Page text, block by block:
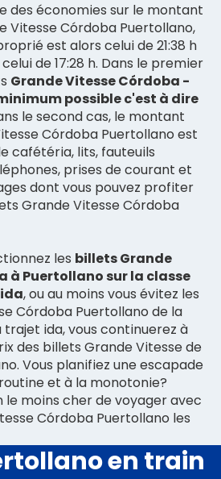
des économies sur le montant
Vitesse Córdoba Puertollano,
est alors celui de 21:38 h
de 17:28 h. Dans le premier
Grande Vitesse Córdoba -
possible c'est à dire
le second cas, le montant
Córdoba Puertollano est
cafétéria, lits, fauteuils
prises de courant et
dont vous pouvez profiter
Grande Vitesse Córdoba
les billets Grande
à Puertollano sur la classe
, ou au moins vous évitez les
Córdoba Puertollano de la
ida, vous continuerez à
des billets Grande Vitesse de
Vous planifiez une escapade
et à la monotonie?
le moins cher de voyager avec
Córdoba Puertollano les
en train